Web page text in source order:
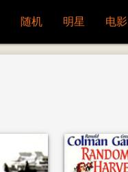
随机 明星 电影